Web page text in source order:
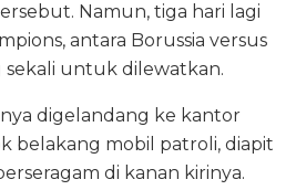
Namun, tiga hari lagi
antara Borussia versus
sekali untuk dilewatkan.
digelandang ke kantor
belakang mobil patroli, diapit
di kanan kirinya.